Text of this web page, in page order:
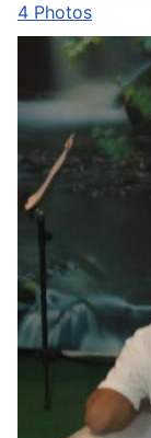
4 Photos